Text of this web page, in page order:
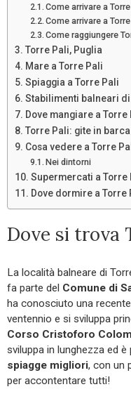
Come arrivare a
Come arrivare a
Come raggiungere
Torre Pali, Puglia
Mare a Torre Pali
Spiaggia a Torre Pali
Stabilimenti balneari
Dove mangiare a Torre
Torre Pali: gite in barca
Cosa vedere a Torre
Nei dintorni
Supermercati a Torre
Dove dormire a Torre
Dove si trova
La località balneare di
fa parte del Comune di
ha conosciuto una
ventennio e si sviluppa
Corso Cristoforo
sviluppa in lunghezza ed
spiagge migliori, con un
per accontentare tutti!